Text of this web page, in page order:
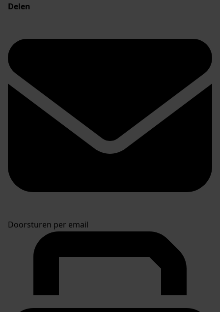
Delen
Doorsturen per email